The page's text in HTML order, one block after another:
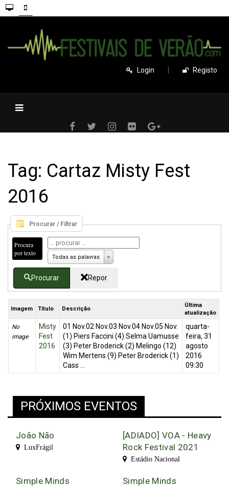
Login Registo
Tag: Cartaz Misty Fest
2016
Procurar / Filtrar
Procura
por texto
Todas as palavras
Procurar Repor
Imagem Título Descrição
Última
atualização
No
image
Misty
Fest
2016
01 Nov.02 Nov.03 Nov.04 Nov.05 Nov.
(1) Piers Faccini (4) Selma Uamusse
(3) Peter Broderick (2) Melingo (12)
Wim Mertens (9) Peter Broderick (1)
Cass ...
quarta-
feira, 31
agosto
2016
09:30
PRÓXIMOS EVENTOS
João Não
LuxFrágil
[ADIADO] VOA - Heavy
Rock Festival 2021
Estádio Nacional
Simple Minds Simple Minds